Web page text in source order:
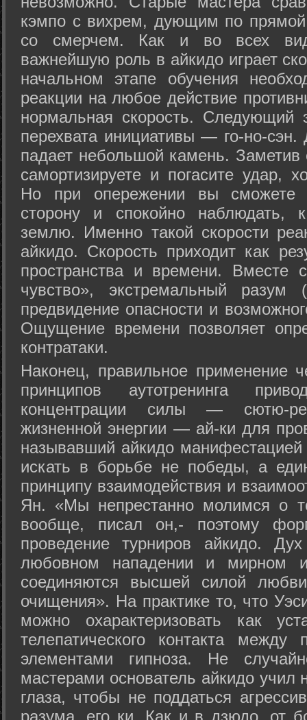
кэмпо с вихрем, дующим по
со смерчем. Как и во всех
важнейшую роль в айкидо играет
начальном этапе обучения
реакции на любое действие
нормальная скорость.
перехвата инициативы — го-но-
падает небольшой камень.
самортизируете и погасите удар,
Но при опережении вы сможете
сторону и спокойно наблюдать,
землю. Именно такой скорости
айкидо. Скорость приходит как
пространства и времени. Вместе
чувство», экстремальный разум
предвидение опасности и
Ощущение времени позволяет
контратаки.
Наконец, правильное применение
принципов аутотренинга
концентрации силы — сютю-
жизненной энергии — ай-ки для
называвший айкидо
искать в борьбе не победы, а
принципу взаимодействия и
Ян. «Мы непрестанно молимся о
вообще, писал он,- поэтому
проведение турниров айкидо.
любовном нападении и мирном
соединяются высшей силой
очищения». На практике то, что
можно охарактеризовать как
телепатического контакта между
элементами гипноза. Не
мастерами основатель айкидо учил
глаза, чтобы не поддаться
разума, его ки. Как и в дзюдо, от